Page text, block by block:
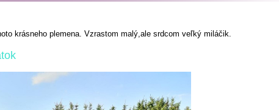
krásneho plemena. Vzrastom malý,ale srdcom veľký miláčik.